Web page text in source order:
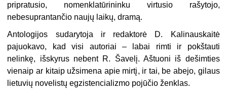
pripratusio, nomenklatūrininku virtusio rašytojo,
nebesuprantančio naujų laikų, dramą.
Antologijos sudarytoja ir redaktorė D. Kalinauskaitė
pajuokavo, kad visi autoriai – labai rimti ir pokštauti
nelinkę, išskyrus nebent R. Šavelį. Aštuoni iš dešimties
vienaip ar kitaip užsimena apie mirtį, ir tai, be abejo, gilaus
lietuvių novelistų egzistencializmo pojūčio ženklas.